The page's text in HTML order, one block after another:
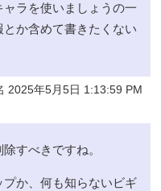
ラを使いましょうの一
か含めて書きたくない
年5月5日 1:13:59 PM
すべきですね。
か、何も知らないビギ